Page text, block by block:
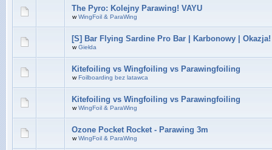
The Pyro: Kolejny Parawing! VAYU
wWingFoil & ParaWing
[S] Bar Flying Sardine Pro Bar | Karbonowy | Okazja!
wGiełda
Kitefoiling vs Wingfoiling vs Parawingfoiling
wFoilboarding bez latawca
Kitefoiling vs Wingfoiling vs Parawingfoiling
wWingFoil & ParaWing
Ozone Pocket Rocket - Parawing 3m
wWingFoil & ParaWing